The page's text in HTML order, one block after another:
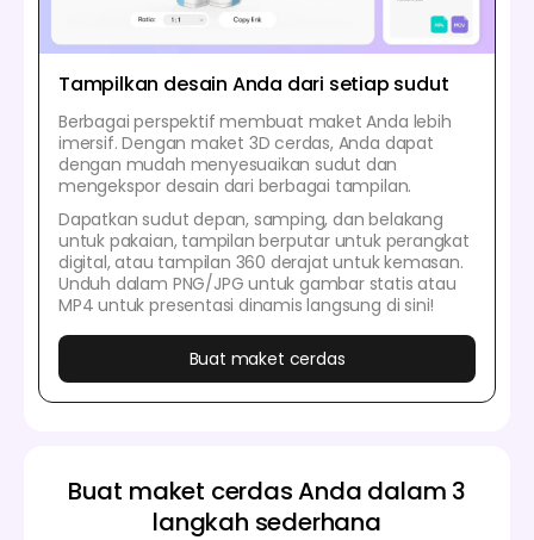
Tampilkan desain Anda dari setiap sudut
Berbagai perspektif membuat maket Anda lebih
imersif. Dengan maket 3D cerdas, Anda dapat
dengan mudah menyesuaikan sudut dan
mengekspor desain dari berbagai tampilan.
Dapatkan sudut depan, samping, dan belakang
untuk pakaian, tampilan berputar untuk perangkat
digital, atau tampilan 360 derajat untuk kemasan.
Unduh dalam PNG/JPG untuk gambar statis atau
MP4 untuk presentasi dinamis langsung di sini!
Buat maket cerdas
Buat maket cerdas Anda dalam 3
langkah sederhana